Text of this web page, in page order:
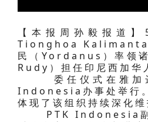
【本报周孙毅报道
Tionghoa
民（Yordanus）率领
Rudy）担任印尼西加华
委任仪式在雅加达
Indonesia办事处举行
体现了该组织持续深化
PTK Indonesia副总